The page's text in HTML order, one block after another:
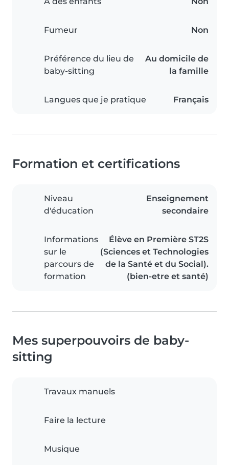
Fumeur Non
Préférence du lieu de
baby-sitting
Au domicile de
la famille
Langues que je pratique Français
Formation et certifications
Niveau
d'éducation
Enseignement
secondaire
Informations
sur le
parcours de
formation
Élève en Première ST2S
(Sciences et Technologies
de la Santé et du Social).
(bien-etre et santé)
Mes superpouvoirs de baby-
sitting
Travaux manuels
Faire la lecture
Musique